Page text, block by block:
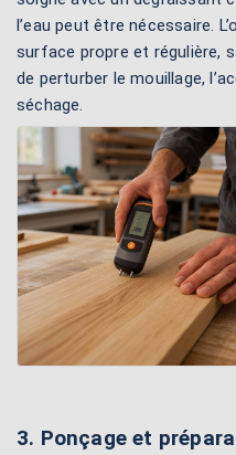
l’eau peut être nécessaire.
surface propre et régulière,
de perturber le mouillage,
séchage.
3. Ponçage et